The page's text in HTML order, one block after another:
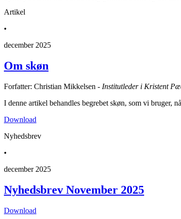
Artikel
•
december 2025
Om skøn
Forfatter: Christian Mikkelsen - Institutleder i Kristent
I denne artikel behandles begrebet skøn, som vi bruger,
Download
Nyhedsbrev
•
december 2025
Nyhedsbrev November 2025
Download